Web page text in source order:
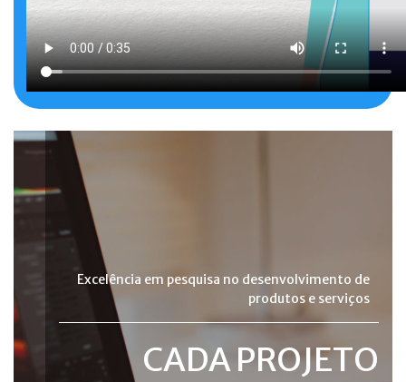
Excelência em pesquisa no desenvolvimento de
produtos e serviços
CADA PROJETO